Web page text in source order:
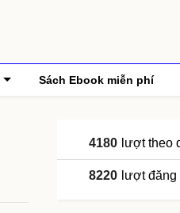
Sách Ebook miễn phí
4180 lượt theo
8220 lượt đăng